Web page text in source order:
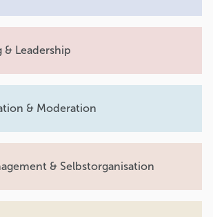
& Leadership
& Moderation
& Selbstorganisation